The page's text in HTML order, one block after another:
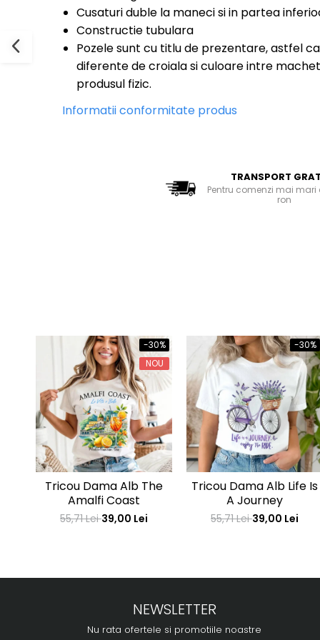
Bluze Cu Mesaj
Bluze Diverse
Bluze Fashion
Bluze Japanese
Cusaturi duble la maneci si in partea
Constructie tubulara
Pozele sunt cu titlu de prezentare, astfel
diferente de croiala si culoare intre
produsul fizic.
Informatii conformitate produs
TRANSPORT
Pentru comenzi mai mari
ron
-30%
NOU
Tricou Dama Alb The
Amalfi Coast
55,71 Lei39,00 Lei
-30%
Tricou Dama Alb Life Is
A Journey
55,71 Lei39,00 Lei
NEWSLETTER
Nu rata ofertele si promotiile noastre